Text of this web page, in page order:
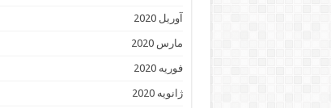
آوریل 2020
مارس 2020
فوریه 2020
ژانویه 2020